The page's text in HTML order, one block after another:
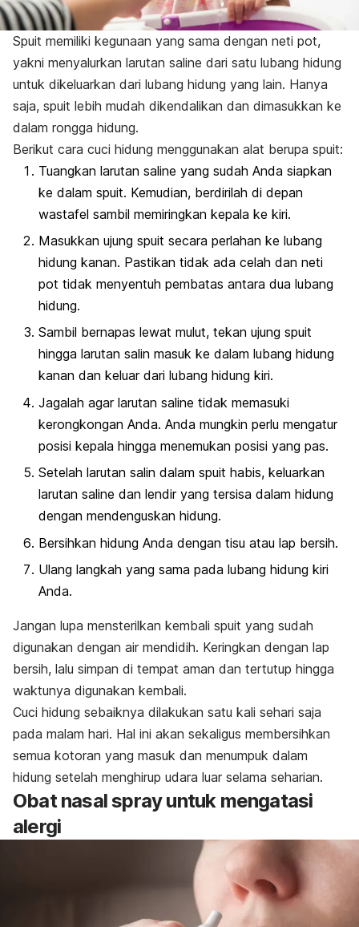
Spuit memiliki kegunaan yang sama dengan neti pot,
yakni menyalurkan larutan saline dari satu lubang hidung
untuk dikeluarkan dari lubang hidung yang lain. Hanya
saja, spuit lebih mudah dikendalikan dan dimasukkan ke
dalam rongga hidung.
Berikut cara cuci hidung menggunakan alat berupa spuit:
Tuangkan larutan saline yang sudah Anda siapkan
ke dalam spuit. Kemudian, berdirilah di depan
wastafel sambil memiringkan kepala ke kiri.
Masukkan ujung spuit secara perlahan ke lubang
hidung kanan. Pastikan tidak ada celah dan neti
pot tidak menyentuh pembatas antara dua lubang
hidung.
Sambil bernapas lewat mulut, tekan ujung spuit
hingga larutan salin masuk ke dalam lubang hidung
kanan dan keluar dari lubang hidung kiri.
Jagalah agar larutan saline tidak memasuki
kerongkongan Anda. Anda mungkin perlu mengatur
posisi kepala hingga menemukan posisi yang pas.
Setelah larutan salin dalam spuit habis, keluarkan
larutan saline dan lendir yang tersisa dalam hidung
dengan mendenguskan hidung.
Bersihkan hidung Anda dengan tisu atau lap bersih.
Ulang langkah yang sama pada lubang hidung kiri
Anda.
Jangan lupa mensterilkan kembali spuit yang sudah
digunakan dengan air mendidih. Keringkan dengan lap
bersih, lalu simpan di tempat aman dan tertutup hingga
waktunya digunakan kembali.
Cuci hidung sebaiknya dilakukan satu kali sehari saja
pada malam hari. Hal ini akan sekaligus membersihkan
semua kotoran yang masuk dan menumpuk dalam
hidung setelah menghirup udara luar selama seharian.
Obatnasal sprayuntuk mengatasi
alergi